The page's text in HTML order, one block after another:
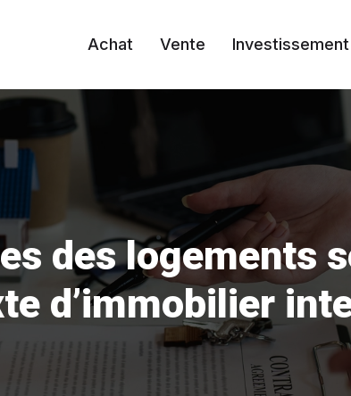
Achat Vente Investissement
des logements
d’immobilier